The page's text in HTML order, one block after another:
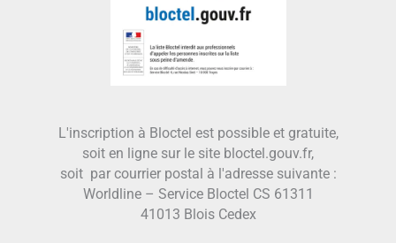
L'inscription à Bloctel est possible et gratuite,
soit en ligne sur le site bloctel.gouv.fr,
soit par courrier postal à l'adresse suivante :
Worldline – Service Bloctel CS 61311
41013 Blois Cedex